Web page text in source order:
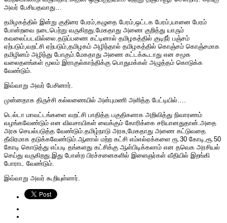
அவர் பேசியதவாது…
தமிழகத்தில் இன்று குதிரை பேரம்,கழுதை பேரம்,ஒட்டக பேரம்,யானை பேரம்
போன்றவை நடைபெற்று வருகிறது.மேகதாது அணை குறித்து யாரும்
கவலைப்படவில்லை.தடுப்பணை கட்டினால் தமிழகத்தில் குடிநீர் பஞ்சம்
ஏற்படும்,வறட்சி ஏற்படும்,தமிழகம் அழிந்தால் தமிழகத்தில் கொஞ்சம் கொஞ்சமாக
தமிழினம் அழிந்து போகும்.மேகதாது அணை கட்டக்கூடாது என சமூக
வலைதளங்கள் மூலம் இராகுல்காந்திக்கு பொதுமக்கள் அழுத்தம் கொடுக்க
வேண்டும்.
இவ்வாறு அவர் பேசினார்.
முன்னதாக திருச்சி கல்லணையில் அன்புமணி அளித்த பேட்டியில்….
டெல்டா மாவட்டங்களை வறட்சி பாதித்த பகுதிகளாக அறிவித்து நிவாரணம்
வழங்கவேண்டும் என விவசாயிகள் வைக்கும் கோரிக்கை சரியானதுதான்.அதை
அரசு செயல்படுத்த வேண்டும்.தமிழ்நாடு அரசு,மேகதாது அணை கட்டுவதை
தீவிரமாக தடுக்கவேண்டும்.ஆனால் மற்ற கட்சி எம்எல்ஏக்களை ரூ.30 கோடி,ரூ.50
கோடி கொடுத்து எப்படி தங்களது கட்சிக்கு ஆள்பிடிக்கலாம் என தவெக அரசியல்
செய்து வருகிறது.இது போன்ற பிரச்சனைகளில் இளைஞர்கள் வீதியில் இறங்கி
போராட வேண்டும்.
இவ்வாறு அவர் கூறியுள்ளார்.